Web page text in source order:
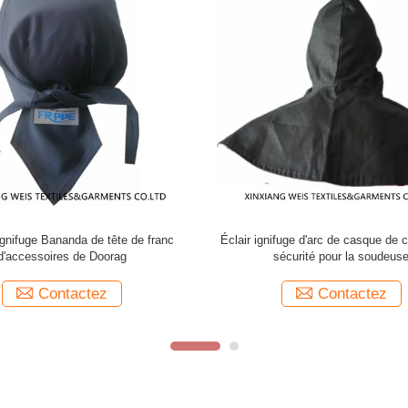
Casquette de baseball 100% du coton 320gsm
franc pour la norme de port quotidienne de
Chapeau de
soudure de cou